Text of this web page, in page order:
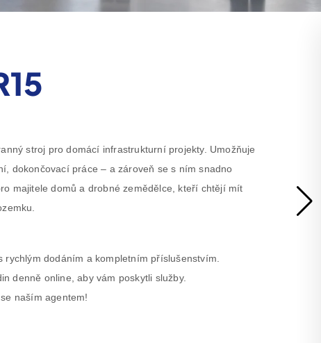
stroj pro domácí infrastrukturní projekty. Umožňuje
dokončovací práce – a zároveň se s ním snadno
majitele domů a drobné zemědělce, kteří chtějí mít
dodáním a kompletním příslušenstvím.
denně online, aby vám poskytli služby.
naším agentem!